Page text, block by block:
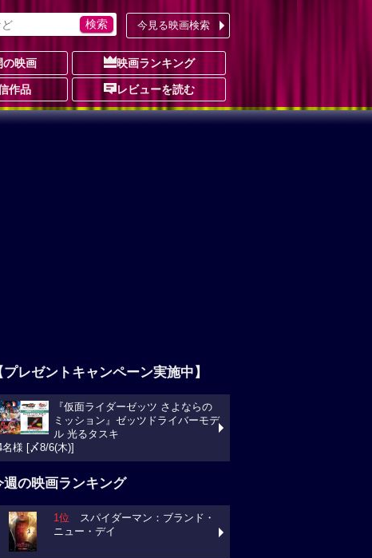
今見る映画検索
の映画 映画ランキング
作品 レビューを読む
プレゼントキャンペーン実施中】
『仮面ライダーゼッツ さよならの
ミッション』ゼッツドライバーモデ
ル 光るタスキ
名様 [〆8/6(木)]
週の映画ランキング
1位 スパイダーマン：ブランド・
ニュー・デイ